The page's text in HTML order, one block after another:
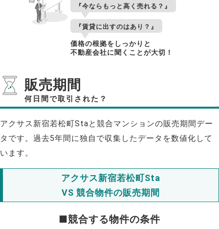
『今ならもっと高く売れる？』
『賃貸に出すのはあり？』
価格の根拠をしっかりと
不動産会社に聞くことが大切！
販売期間
何日間で取引された？
アクサス新宿若松町Staと競合マンションの販売期間デー
タです。過去5年間に独自で収集したデータを数値化して
います。
アクサス新宿若松町Sta
VS 競合物件の販売期間
■競合する物件の条件